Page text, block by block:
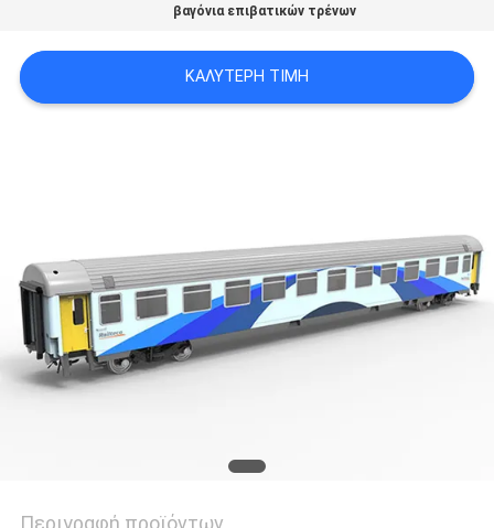
ΠΕΡΙΠΤΏΣΕΙΣ
POLICY
βαγόνια επιβατικών τρένων
ΚΑΛΎΤΕΡΗ ΤΙΜΉ